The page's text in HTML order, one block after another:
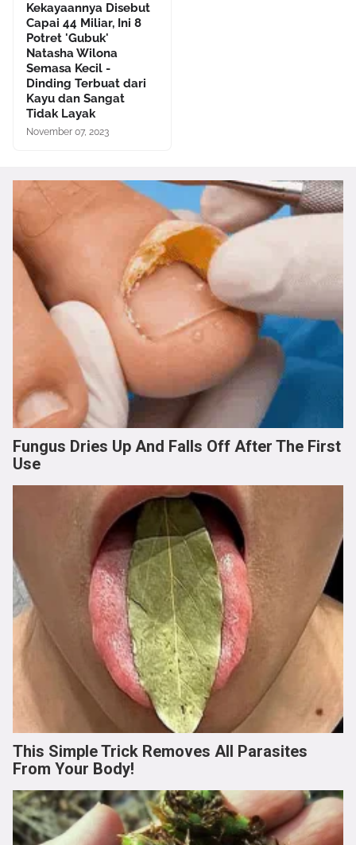
Kekayaannya Disebut
Capai 44 Miliar, Ini 8
Potret 'Gubuk'
Natasha Wilona
Semasa Kecil -
Dinding Terbuat dari
Kayu dan Sangat
Tidak Layak
November 07, 2023
Fungus Dries Up And Falls Off After The First
Use
This Simple Trick Removes All Parasites
From Your Body!